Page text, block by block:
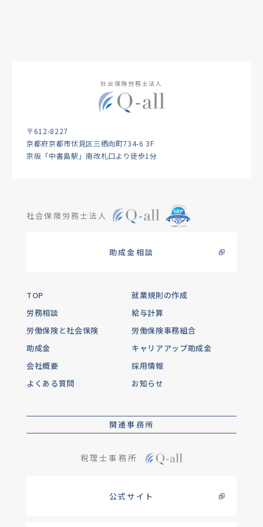
社会保険労務士法人
〒612-8227
京都府京都市伏見区三栖向町734-6 3F
京阪「中書島駅」南改札口より徒歩1分
社会保険労務士法人
助成金相談
TOP
就業規則の作成
労務相談
給与計算
労働保険と社会保険
労働保険事務組合
助成金
キャリアアップ助成金
会社概要
採用情報
よくある質問
お知らせ
関連事務所
税理士事務所
公式サイト